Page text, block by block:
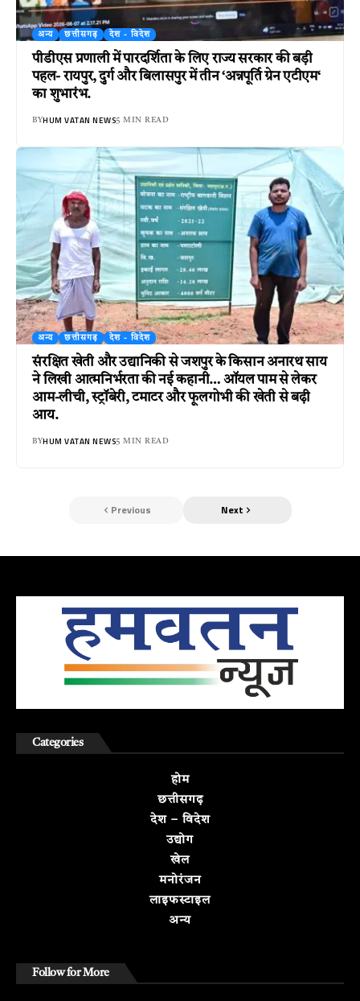
अन्य छत्तीसगढ़ देश - विदेश
पीडीएस प्रणाली में पारदर्शिता के लिए राज्य सरकार की बड़ी
पहल- रायपुर, दुर्ग और बिलासपुर में तीन ‘अन्नपूर्ति ग्रेन एटीएम‘
का शुभारंभ.
BYHUM VATAN NEWS5 MIN READ
अन्य छत्तीसगढ़ देश - विदेश
संरक्षित खेती और उद्यानिकी से जशपुर के किसान अनारथ साय
ने लिखी आत्मनिर्भरता की नई कहानी… ऑयल पाम से लेकर
आम-लीची, स्ट्रॉबेरी, टमाटर और फूलगोभी की खेती से बढ़ी
आय.
BYHUM VATAN NEWS5 MIN READ
Previous Next
Categories
होम
छत्तीसगढ़
देश – विदेश
उद्योग
खेल
मनोरंजन
लाइफस्टाइल
अन्य
Follow for More